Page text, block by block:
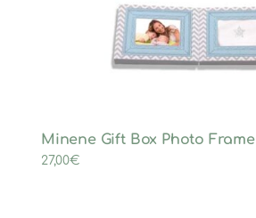
Minene Gift Box Photo Frame
27,00€